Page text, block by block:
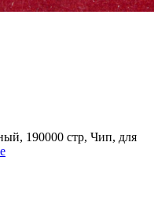
190000 стр, Чип, для